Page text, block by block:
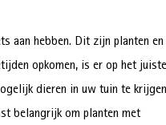
aan hebben. Dit zijn planten en
opkomen, is er op het juiste
dieren in uw tuin te krijgen
belangrijk om planten met